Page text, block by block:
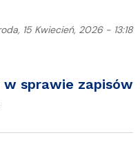
15 Kwiecień, 2026 - 13:18
seminaria dla MMAD st. I
sprawie zapisów